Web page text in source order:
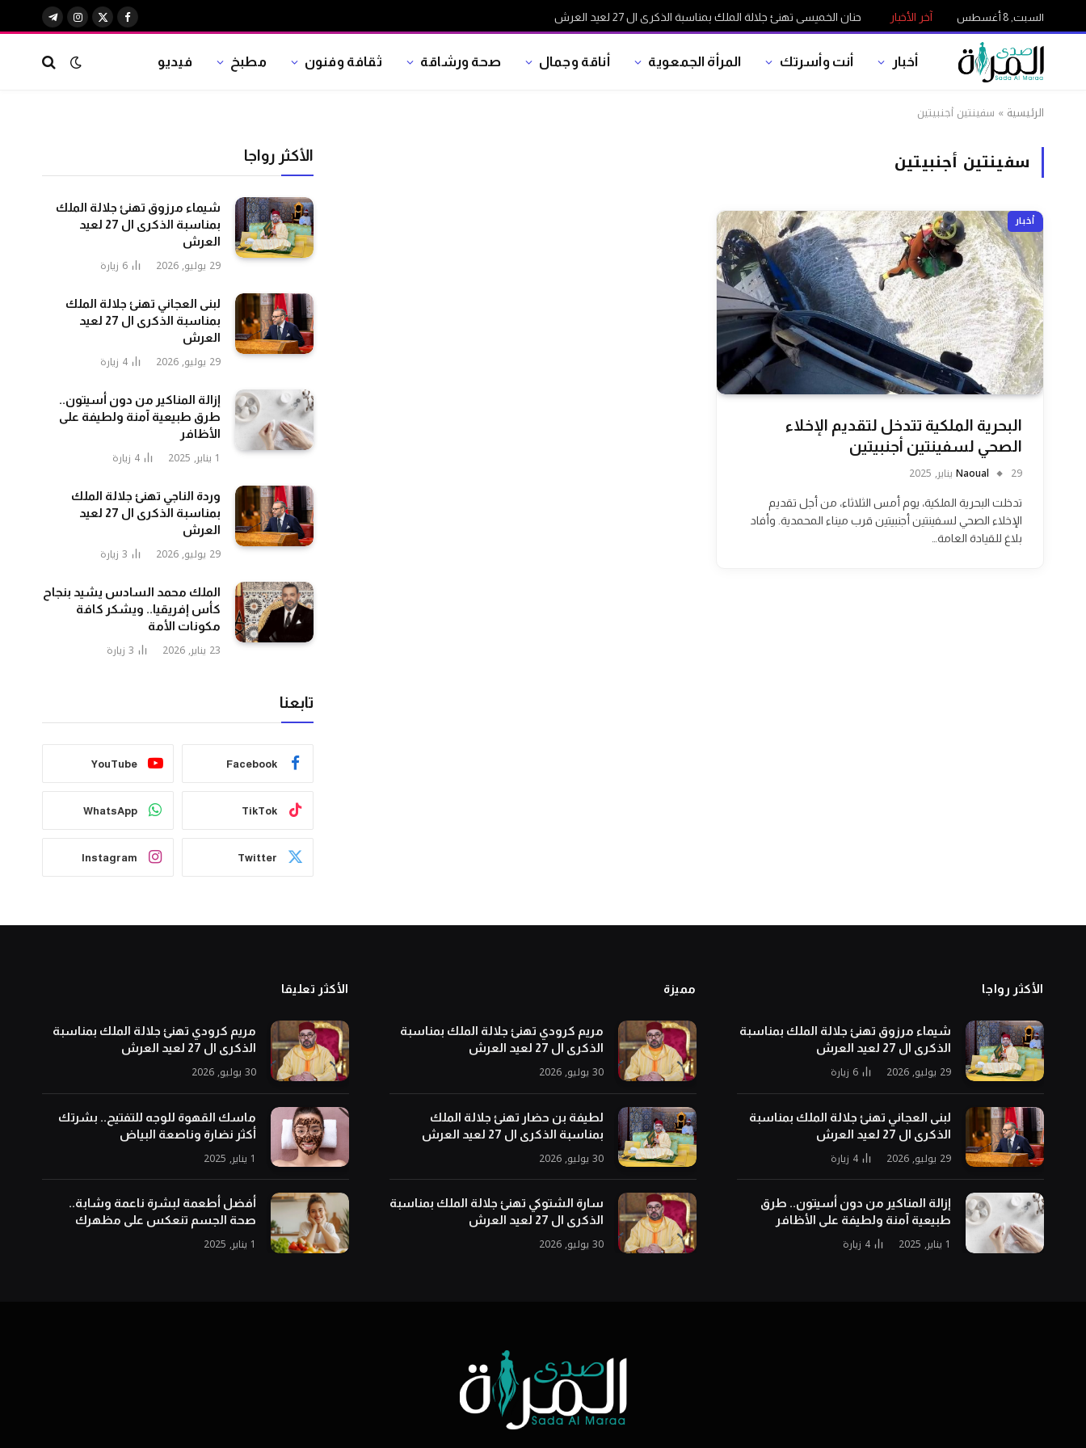
السبت, 8 أغسطس آخر الأخبار حنان الخميسي تهنئ جلالة الملك بمناسبة الذكرى ال 27 لعيد العرش
فيسبوك
X
الانستغرام
تيلقرام
أخبار أنت وأسرتك المرأة الجمعوية أناقة وجمال صحة ورشاقة ثقافة وفنون مطبخ فيديو
الرئيسية » سفينتين أجنبيتين
سفينتين أجنبيتين
أخبار
البحرية الملكية تتدخل لتقديم الإخلاء
الصحي لسفينتين أجنبيتين
Naoual 29 يناير, 2025
تدخلت البحرية الملكية، يوم أمس الثلاثاء، من أجل تقديم
الإخلاء الصحي لسفينتين أجنبيتين قرب ميناء المحمدية. وأفاد
بلاغ للقيادة العامة…
الأكثر رواجا
شيماء مرزوق تهنئ جلالة الملك
بمناسبة الذكرى ال 27 لعيد
العرش
29 يوليو, 2026 6 زيارة
لبنى العجاني تهنئ جلالة الملك
بمناسبة الذكرى ال 27 لعيد
العرش
29 يوليو, 2026 4 زيارة
إزالة المناكير من دون أسيتون..
طرق طبيعية آمنة ولطيفة على
الأظافر
1 يناير, 2025 4 زيارة
وردة الناجي تهنئ جلالة الملك
بمناسبة الذكرى ال 27 لعيد
العرش
29 يوليو, 2026 3 زيارة
الملك محمد السادس يشيد بنجاح
كأس إفريقيا.. ويشكر كافة
مكونات الأمة
23 يناير, 2026 3 زيارة
تابعنا
Facebook
YouTube
TikTok
WhatsApp
Twitter
Instagram
الأكثر رواجا
شيماء مرزوق تهنئ جلالة الملك بمناسبة
الذكرى ال 27 لعيد العرش
29 يوليو, 2026 6 زيارة
لبنى العجاني تهنئ جلالة الملك بمناسبة
الذكرى ال 27 لعيد العرش
29 يوليو, 2026 4 زيارة
إزالة المناكير من دون أسيتون.. طرق
طبيعية آمنة ولطيفة على الأظافر
1 يناير, 2025 4 زيارة
مميزة
مريم كرودي تهنئ جلالة الملك بمناسبة
الذكرى ال 27 لعيد العرش
30 يوليو, 2026
لطيفة بن حضار تهنئ جلالة الملك
بمناسبة الذكرى ال 27 لعيد العرش
30 يوليو, 2026
سارة الشتوكي تهنئ جلالة الملك بمناسبة
الذكرى ال 27 لعيد العرش
30 يوليو, 2026
الأكثر تعليقا
مريم كرودي تهنئ جلالة الملك بمناسبة
الذكرى ال 27 لعيد العرش
30 يوليو, 2026
ماسك القهوة للوجه للتفتيح.. بشرتك
أكثر نضارة وناصعة البياض
1 يناير, 2025
أفضل أطعمة لبشرة ناعمة وشابة..
صحة الجسم تنعكس على مظهرك
1 يناير, 2025